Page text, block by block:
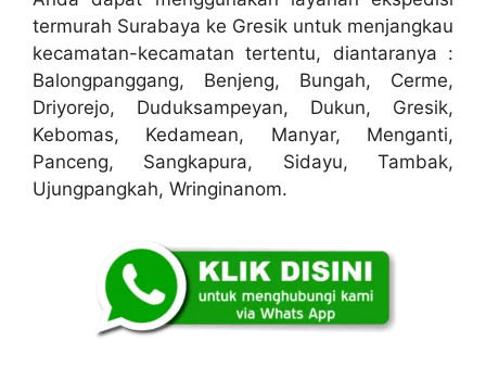
termurah Surabaya ke Gresik untuk menjangkau
kecamatan-kecamatan tertentu, diantaranya :
Balongpanggang, Benjeng, Bungah, Cerme,
Driyorejo, Duduksampeyan, Dukun, Gresik,
Kebomas, Kedamean, Manyar, Menganti,
Panceng, Sangkapura, Sidayu, Tambak,
Ujungpangkah, Wringinanom.